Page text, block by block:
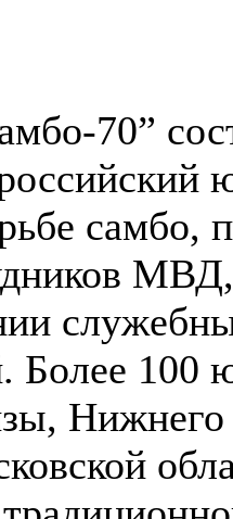
70”
самбо,
Более 100
Нижнего